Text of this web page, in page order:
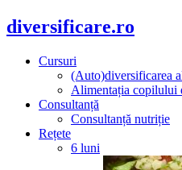
diversificare.ro
Cursuri
(Auto)diversificarea
Alimentația copilului
Consultanță
Consultanță nutriție
Rețete
6 luni